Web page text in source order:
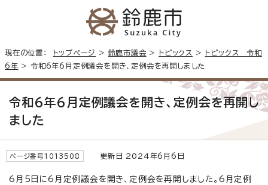
現在の位置： トップページ > 鈴鹿市議会 > トピックス >
トピックス 令和
6年 > 令和6年6月定例議会を開き、定例会を再開しました
令和6年6月定例議会を開き、定例会を再開し
ました
ページ番号1013508 更新日 2024年6月6日
6月5日に6月定例議会を開き、定例会を再開しました。6月定例